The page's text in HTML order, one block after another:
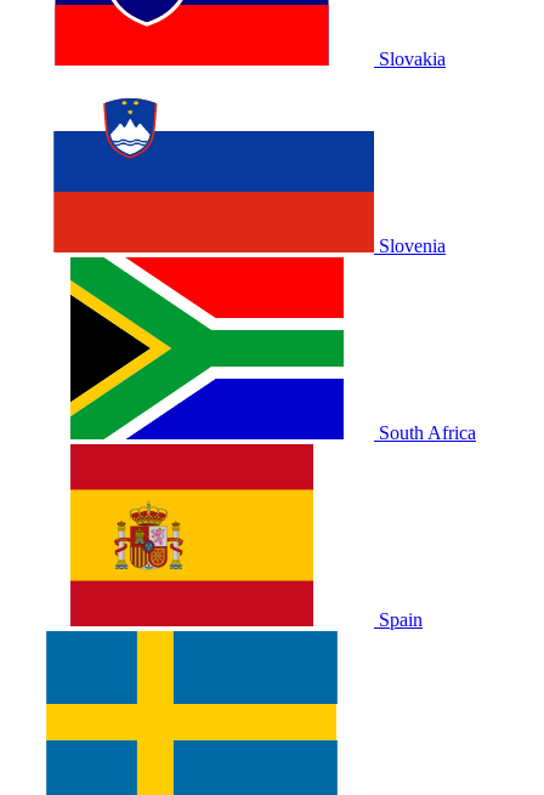
Slovakia
Slovenia
South Africa
Spain